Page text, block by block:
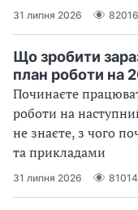
31 липня 2026 82016
Що зробити
план роботи на
Починаєте
роботи на
не знаєте, з чого
та прикладами
31 липня 2026 81014